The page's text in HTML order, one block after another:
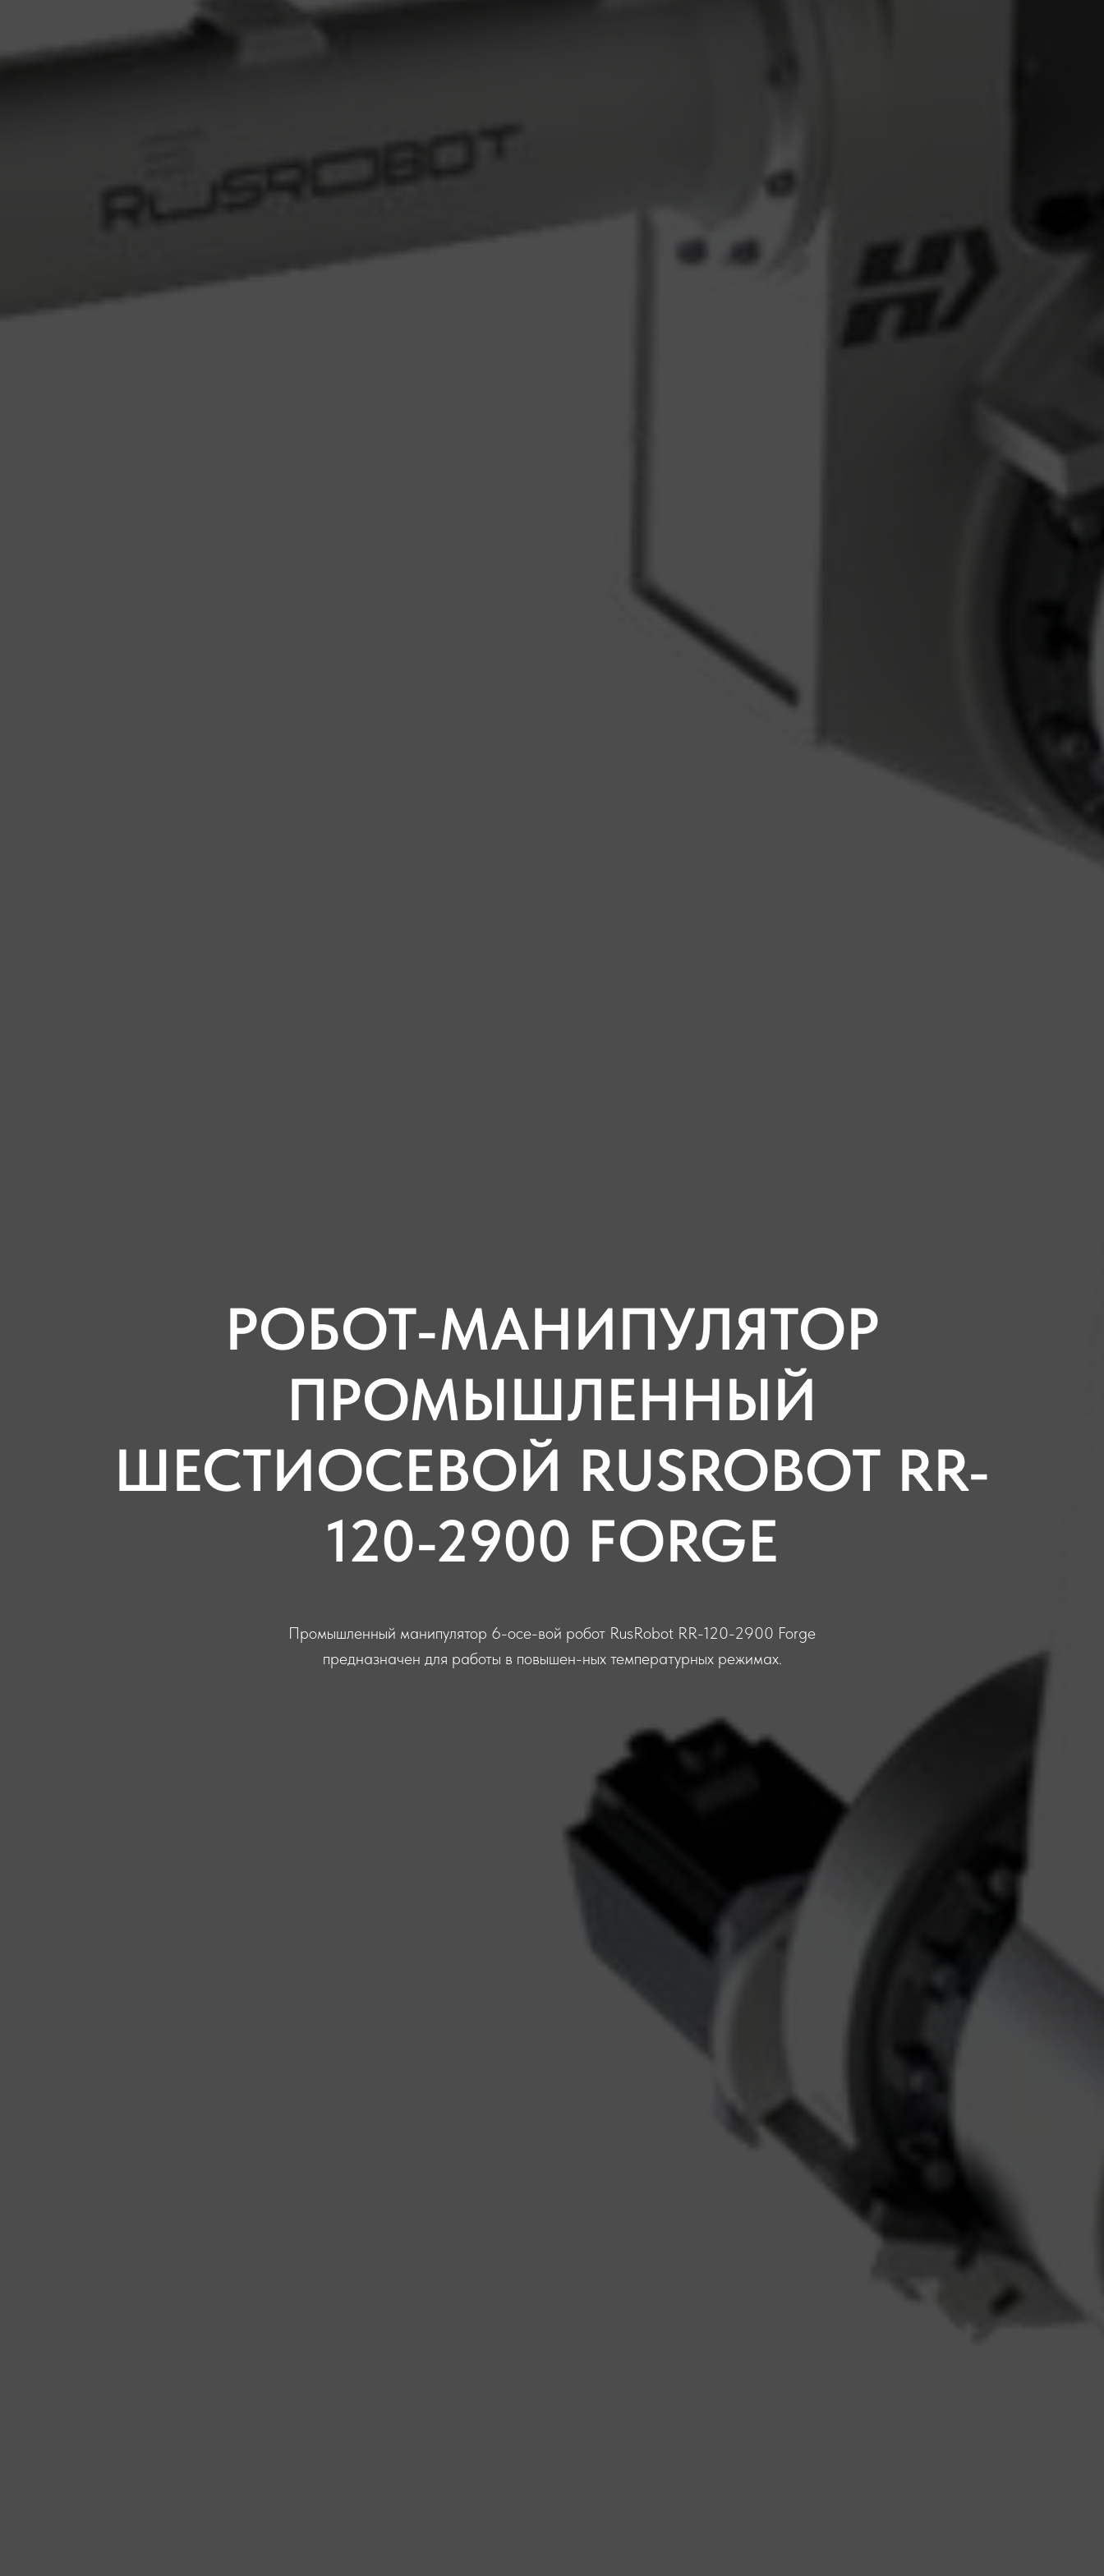
РОБОТ-МАНИПУЛЯТОР
ПРОМЫШЛЕННЫЙ
ШЕСТИОСЕВОЙ RUSROBOT RR-
120-2900 FORGE
Промышленный манипулятор 6-осе-вой робот RusRobot RR-120-2900 Forge
предназначен для работы в повышен-ных температурных режимах.